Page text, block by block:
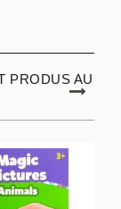
PRODUS AU